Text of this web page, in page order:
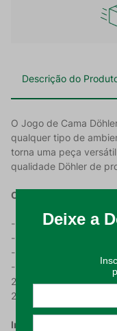
Descrição do
O Jogo de Cama
qualquer tipo de
torna uma peça
qualidade Döhler de
Características Do
- Tecido feito em 100%
- Gramatura de 100 g/
- Possui 130 fios;
- O Jogo de Cama
240x250cm, 1 (um)
2 (duas) fronhas com
Instrução De Uso: